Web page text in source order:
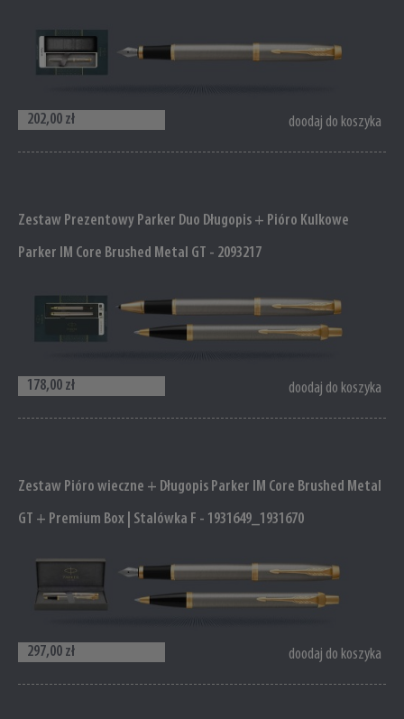
202,00 zł doodaj do koszyka
Zestaw Prezentowy Parker Duo Długopis + Pióro Kulkowe
Parker IM Core Brushed Metal GT - 2093217
178,00 zł doodaj do koszyka
Zestaw Pióro wieczne + Długopis Parker IM Core Brushed Metal
GT + Premium Box | Stalówka F - 1931649_1931670
297,00 zł doodaj do koszyka